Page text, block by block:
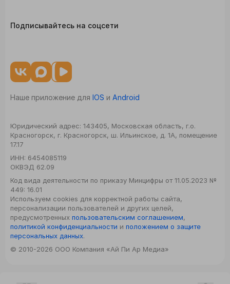
Подписывайтесь на соцсети
Наше приложение для IOS и Android
Юридический адрес: 143405, Московская область, г.о.
Красногорск, г. Красногорск, ш. Ильинское, д. 1А, помещение
17.17
ИНН: 6454085119
ОКВЭД 62.09
Код вида деятельности по приказу Минцифры от 11.05.2023 №
449: 16.01
Используем cookies для корректной работы сайта,
персонализации пользователей и других целей,
предусмотренных пользовательским соглашением,
политикой конфиденциальности и положением о защите
персональных данных.
© 2010-2026 ООО Компания «Ай Пи Ар Медиа»